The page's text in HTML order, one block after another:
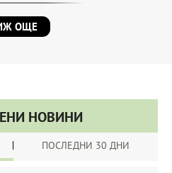
ОЩЕ
НОВИНИ
ПОСЛЕДНИ 30 ДНИ